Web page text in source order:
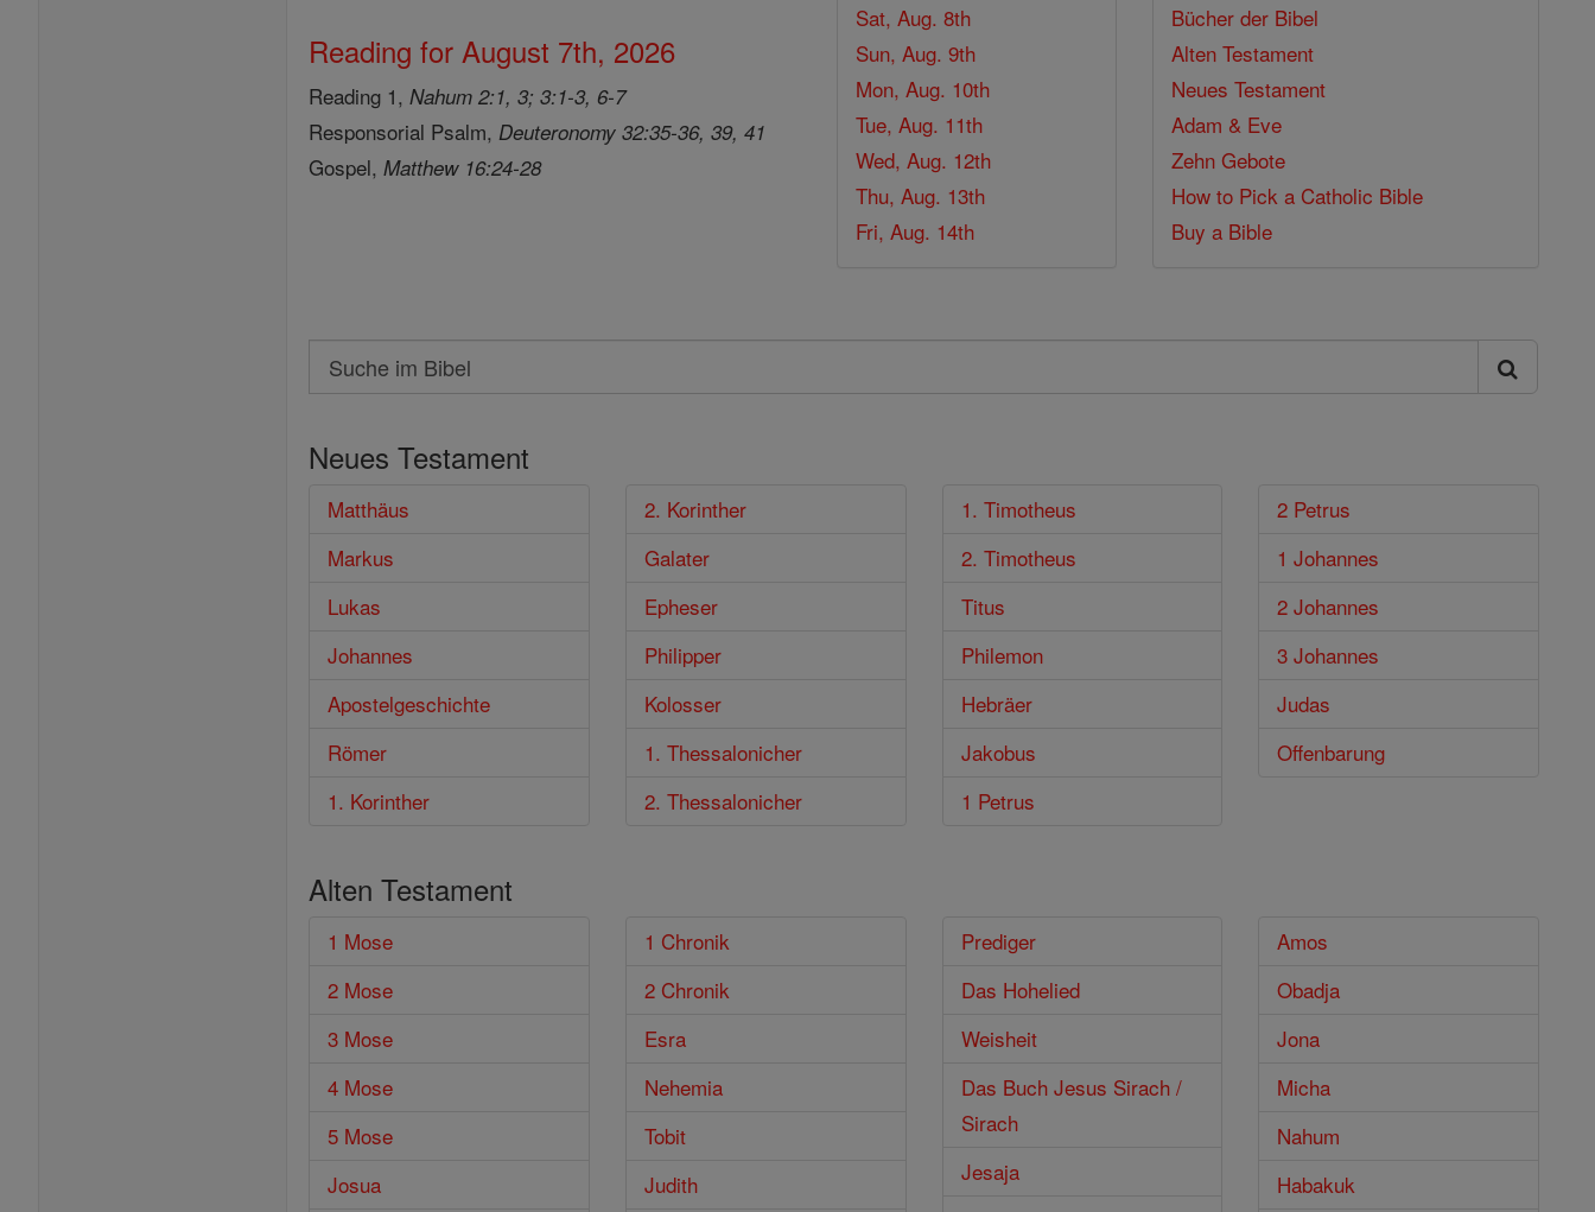
Reading for August 7th, 2026
Reading 1,Nahum 2:1, 3; 3:1-3, 6-7
Responsorial Psalm, Deuteronomy 32:35-36, 39, 41
Gospel,Matthew 16:24-28
Sat, Aug. 8th
Sun, Aug. 9th
Mon, Aug. 10th
Tue, Aug. 11th
Wed, Aug. 12th
Thu, Aug. 13th
Fri, Aug. 14th
Bücher der Bibel
Alten Testament
Neues Testament
Adam & Eve
Zehn Gebote
How to Pick a Catholic Bible
Buy a Bible
Search
Suche
Bibel
Neues Testament
Matthäus
Markus
Lukas
Johannes
Apostelgeschichte
Römer
1. Korinther
2. Korinther
Galater
Epheser
Philipper
Kolosser
1. Thessalonicher
2. Thessalonicher
1. Timotheus
2. Timotheus
Titus
Philemon
Hebräer
Jakobus
1 Petrus
2 Petrus
1 Johannes
2 Johannes
3 Johannes
Judas
Offenbarung
Alten Testament
1 Mose
2 Mose
3 Mose
4 Mose
5 Mose
Josua
1 Chronik
2 Chronik
Esra
Nehemia
Tobit
Judith
Prediger
Das Hohelied
Weisheit
Das Buch Jesus Sirach /
Sirach
Jesaja
Amos
Obadja
Jona
Micha
Nahum
Habakuk